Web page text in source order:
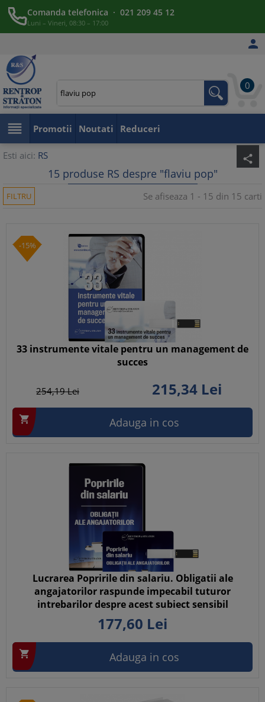
Comanda telefonica · 021 209 45 12
Luni – Vineri, 08:30 – 17:00

0
 Promotii Noutati Reduceri
Esti aici: RS share
15 produse RS despre "flaviu pop"
FILTRU Se afiseaza 1 - 15 din 15 carti
-15%
33 instrumente vitale pentru un management de
succes
254,19Lei 215,34Lei
 Adauga in cos
Lucrarea Popririle din salariu. Obligatii ale
angajatorilor raspunde impecabil tuturor
intrebarilor despre acest subiect sensibil
177,60 Lei
 Adauga in cos